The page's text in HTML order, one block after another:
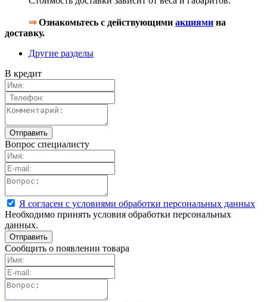
⇒Ознакомьтесь с действующими акциями на
доставку.
Другие разделы
В кредит
Вопрос специалисту
Я согласен с условиями обработки персональных данных
Необходимо принять условия обработки персональных
данных.
Сообщить о появлении товара